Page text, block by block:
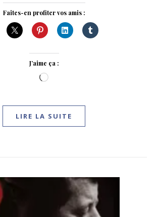
Faites-en profiter vos amis :
J’aime ça :
Chargement…
LIRE LA SUITE